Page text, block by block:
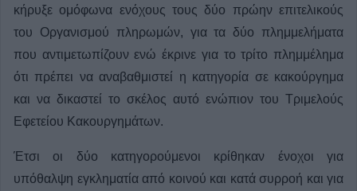
κήρυξε ομόφωνα ενόχους τους δύο πρώην επιτελικούς
του Οργανισμού πληρωμών, για τα δύο πλημμελήματα
που αντιμετωπίζουν ενώ έκρινε για το τρίτο πλημμέλημα
ότι πρέπει να αναβαθμιστεί η κατηγορία σε κακούργημα
και να δικαστεί το σκέλος αυτό ενώπιον του Τριμελούς
Εφετείου Κακουργημάτων.
Έτσι οι δύο κατηγορούμενοι κρίθηκαν ένοχοι για
υπόθαλψη εγκληματία από κοινού και κατά συρροή και για